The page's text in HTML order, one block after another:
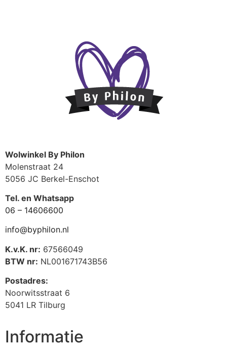
Wolwinkel By Philon
Molenstraat 24
5056 JC Berkel-Enschot
Tel. en Whatsapp
06 – 14606600
info@byphilon.nl
K.v.K. nr: 67566049
BTW nr: NL001671743B56
Postadres:
Noorwitsstraat 6
5041 LR Tilburg
Informatie